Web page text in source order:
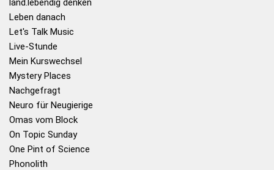
land.lebendig denken
Leben danach
Let's Talk Music
Live-Stunde
Mein Kurswechsel
Mystery Places
Nachgefragt
Neuro für Neugierige
Omas vom Block
On Topic Sunday
One Pint of Science
Phonolith